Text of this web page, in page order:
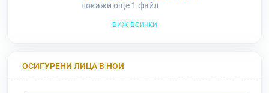
покажи още 1 файл
виж всички
ОСИГУРЕНИ ЛИЦА В НОИ